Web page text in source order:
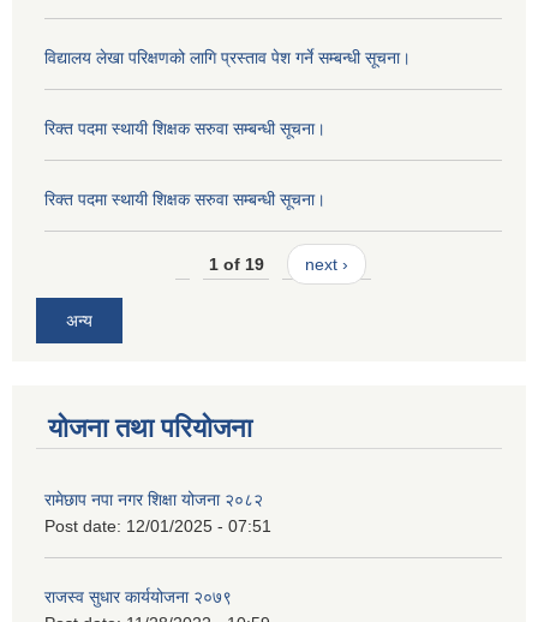
विद्यालय लेखा परिक्षणको लागि प्रस्ताव पेश गर्ने सम्बन्धी सूचना।
रिक्त पदमा स्थायी शिक्षक सरुवा सम्बन्धी सूचना।
रिक्त पदमा स्थायी शिक्षक सरुवा सम्बन्धी सूचना।
1 of 19 next ›
अन्य
योजना तथा परियोजना
रामेछाप नपा नगर शिक्षा योजना २०८२
Post date: 12/01/2025 - 07:51
राजस्व सुधार कार्ययोजना २०७९